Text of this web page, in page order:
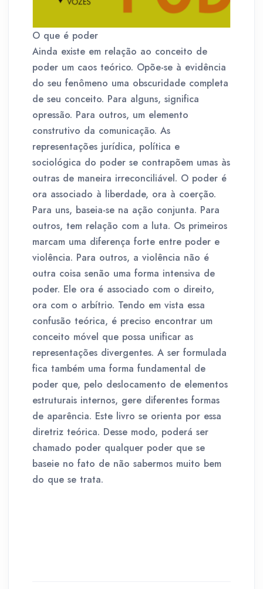
O que é poder
Ainda existe em relação ao conceito de
poder um caos teórico. Opõe-se à evidência
do seu fenômeno uma obscuridade completa
de seu conceito. Para alguns, significa
opressão. Para outros, um elemento
construtivo da comunicação. As
representações jurídica, política e
sociológica do poder se contrapõem umas às
outras de maneira irreconciliável. O poder é
ora associado à liberdade, ora à coerção.
Para uns, baseia-se na ação conjunta. Para
outros, tem relação com a luta. Os primeiros
marcam uma diferença forte entre poder e
violência. Para outros, a violência não é
outra coisa senão uma forma intensiva de
poder. Ele ora é associado com o direito,
ora com o arbítrio. Tendo em vista essa
confusão teórica, é preciso encontrar um
conceito móvel que possa unificar as
representações divergentes. A ser formulada
fica também uma forma fundamental de
poder que, pelo deslocamento de elementos
estruturais internos, gere diferentes formas
de aparência. Este livro se orienta por essa
diretriz teórica. Desse modo, poderá ser
chamado poder qualquer poder que se
baseie no fato de não sabermos muito bem
do que se trata.